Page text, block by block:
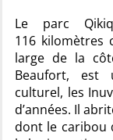
Le parc
116 kilomètres
large de la
Beaufort, est
culturel, les
d’années. Il
dont le caribou